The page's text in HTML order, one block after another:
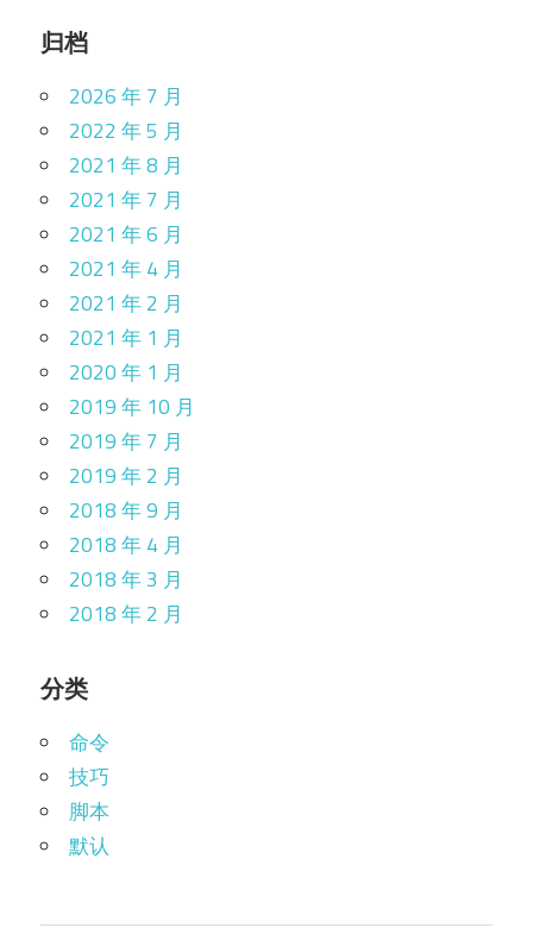
归档
2026 年 7 月
2022 年 5 月
2021 年 8 月
2021 年 7 月
2021 年 6 月
2021 年 4 月
2021 年 2 月
2021 年 1 月
2020 年 1 月
2019 年 10 月
2019 年 7 月
2019 年 2 月
2018 年 9 月
2018 年 4 月
2018 年 3 月
2018 年 2 月
分类
命令
技巧
脚本
默认